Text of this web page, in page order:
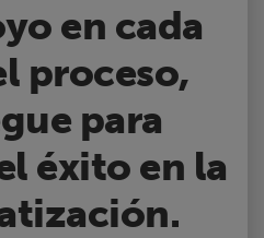
en cada
proceso,
para
éxito en la